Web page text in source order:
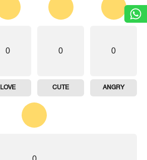
0
ANGRY
0
CUTE
0
LOVE